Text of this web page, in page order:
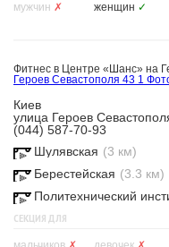
мужчин ✗ женщин ✓
Фитнес в Центре «Шанс» на
Героев Севастополя 43 1
Киев
улица Героев
(044) 587-70-93
Шулявская (3 км)
Берестейская (3.3 км)
СЕКЦИЯ ДЛЯ